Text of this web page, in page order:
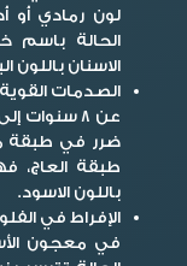
لون رمادي
الحالة باسم
الاسنان باللون
الصدمات
عن 8
ضرر في طبقة
طبقة العاج،
باللون الاسود.
الإفراط في
في معجون